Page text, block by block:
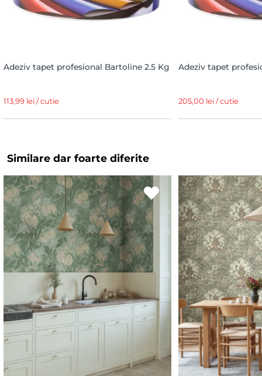
Adeziv tapet profesional Bartoline 2.5 Kg
113,99 lei / cutie
Adeziv tapet
205,00 lei / cutie
Similare dar foarte diferite